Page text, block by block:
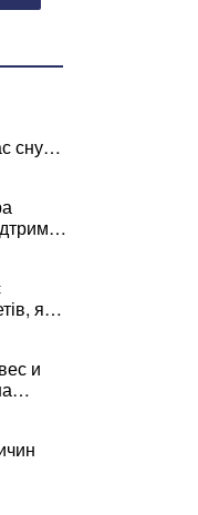
сну
які
и